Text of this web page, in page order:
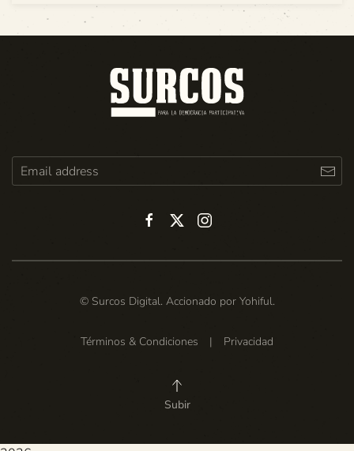
© Surcos Digital. Accionado por Yohiful.
Términos & Condiciones | Privacidad
Subir